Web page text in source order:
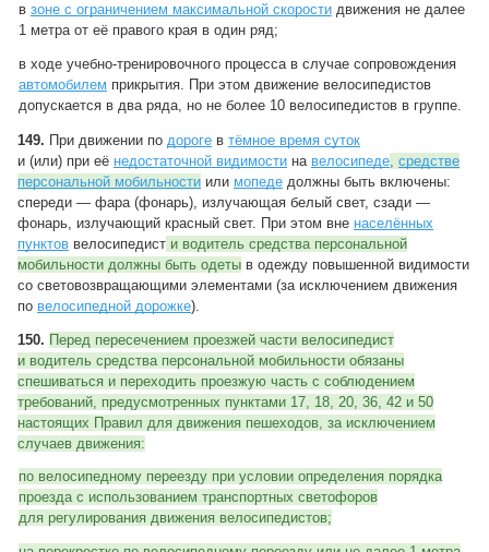
в зоне с ограничением максимальной скорости движения не далее
1 метра от её правого края в один ряд;
в ходе учебно-тренировочного процесса в случае сопровождения
автомобилем прикрытия. При этом движение велосипедистов
допускается в два ряда, но не более 10 велосипедистов в группе.
149. При движении по дороге в тёмное время суток
и (или) при её недостаточной видимости на велосипеде, средстве
персональной мобильности или мопеде должны быть включены:
спереди — фара (фонарь), излучающая белый свет, сзади —
фонарь, излучающий красный свет. При этом вне населённых
пунктов велосипедист и водитель средства персональной
мобильности должны быть одеты в одежду повышенной видимости
со световозвращающими элементами (за исключением движения
по велосипедной дорожке).
150. Перед пересечением проезжей части велосипедист
и водитель средства персональной мобильности обязаны
спешиваться и переходить проезжую часть с соблюдением
требований, предусмотренных пунктами 17, 18, 20, 36, 42 и 50
настоящих Правил для движения пешеходов, за исключением
случаев движения:
по велосипедному переезду при условии определения порядка
проезда с использованием транспортных светофоров
для регулирования движения велосипедистов;